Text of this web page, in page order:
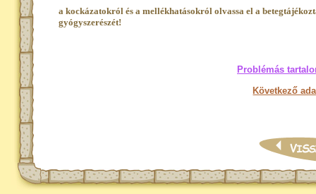
a kockázatokról és a mellékhatásokról olvassa el a
gyógyszerészét!
Problémás
Következő